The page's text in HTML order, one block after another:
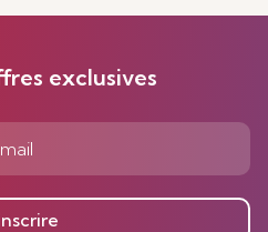
exclusives